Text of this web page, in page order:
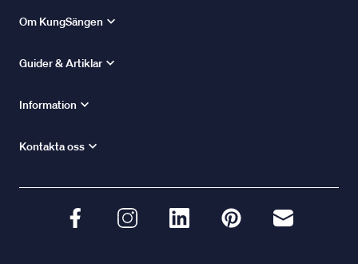
Om KungSängen
Guider & Artiklar
Information
Kontakta oss